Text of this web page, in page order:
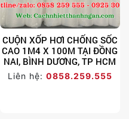
CUỘN XỐP HƠI CHỐNG SỐC
CAO 1M4 X 100M TẠI ĐỒNG
NAI, BÌNH DƯƠNG, TP HCM
Liên hệ: 0858.259.555